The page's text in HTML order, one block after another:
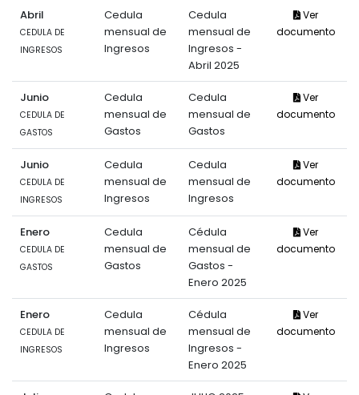
Abril
CEDULA DE
INGRESOS
Cedula
mensual de
Ingresos
Cedula
mensual de
Ingresos -
Abril 2025
Ver
documento
Junio
CEDULA DE
GASTOS
Cedula
mensual de
Gastos
Cedula
mensual de
Gastos
Ver
documento
Junio
CEDULA DE
INGRESOS
Cedula
mensual de
Ingresos
Cedula
mensual de
Ingresos
Ver
documento
Enero
CEDULA DE
GASTOS
Cedula
mensual de
Gastos
Cédula
mensual de
Gastos -
Enero 2025
Ver
documento
Enero
CEDULA DE
INGRESOS
Cedula
mensual de
Ingresos
Cédula
mensual de
Ingresos -
Enero 2025
Ver
documento